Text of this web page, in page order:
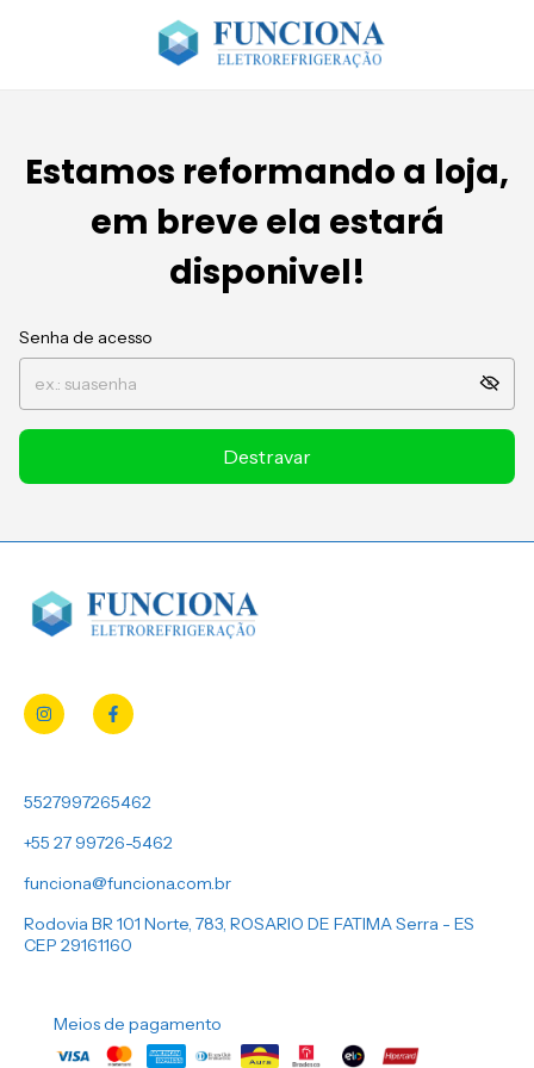
Estamos reformando a loja,
em breve ela estará
disponivel!
Senha de acesso
Destravar
5527997265462
+55 27 99726-5462
funciona@funciona.com.br
Rodovia BR 101 Norte, 783, ROSARIO DE FATIMA Serra - ES
CEP 29161160
Meios de pagamento